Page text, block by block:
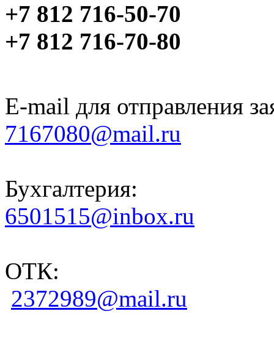
+7 812 716-50-70
+7 812 716-70-80
E-mail для отправления
7167080@mail.ru
Бухгалтерия:
6501515@inbox.ru
ОТК:
2372989@mail.ru